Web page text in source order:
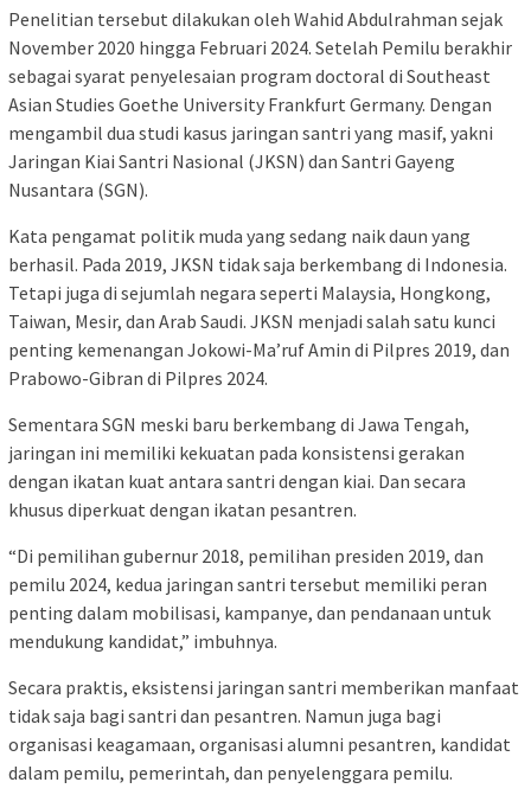
Penelitian tersebut dilakukan oleh Wahid Abdulrahman sejak
November 2020 hingga Februari 2024. Setelah Pemilu berakhir
sebagai syarat penyelesaian program doctoral di Southeast
Asian Studies Goethe University Frankfurt Germany. Dengan
mengambil dua studi kasus jaringan santri yang masif, yakni
Jaringan Kiai Santri Nasional (JKSN) dan Santri Gayeng
Nusantara (SGN).
Kata pengamat politik muda yang sedang naik daun yang
berhasil. Pada 2019, JKSN tidak saja berkembang di Indonesia.
Tetapi juga di sejumlah negara seperti Malaysia, Hongkong,
Taiwan, Mesir, dan Arab Saudi. JKSN menjadi salah satu kunci
penting kemenangan Jokowi-Ma’ruf Amin di Pilpres 2019, dan
Prabowo-Gibran di Pilpres 2024.
Sementara SGN meski baru berkembang di Jawa Tengah,
jaringan ini memiliki kekuatan pada konsistensi gerakan
dengan ikatan kuat antara santri dengan kiai. Dan secara
khusus diperkuat dengan ikatan pesantren.
“Di pemilihan gubernur 2018, pemilihan presiden 2019, dan
pemilu 2024, kedua jaringan santri tersebut memiliki peran
penting dalam mobilisasi, kampanye, dan pendanaan untuk
mendukung kandidat,” imbuhnya.
Secara praktis, eksistensi jaringan santri memberikan manfaat
tidak saja bagi santri dan pesantren. Namun juga bagi
organisasi keagamaan, organisasi alumni pesantren, kandidat
dalam pemilu, pemerintah, dan penyelenggara pemilu.